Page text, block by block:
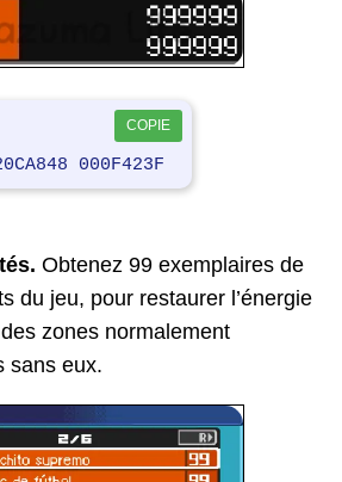
COPIE
000F423F
Obtenez 99 exemplaires de
du jeu, pour restaurer l’énergie
zones normalement
sans eux.